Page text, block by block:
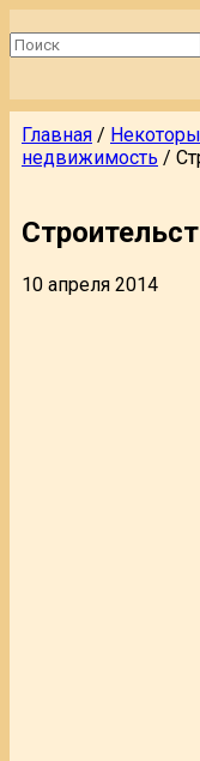
Главная /
недвижимость /
10 апреля 2014